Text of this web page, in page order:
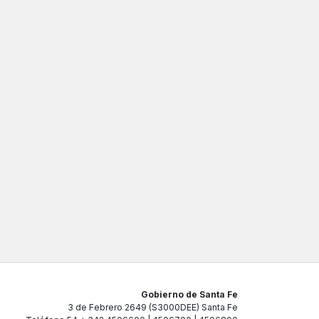
Gobierno de Santa Fe
3 de Febrero 2649 (S3000DEE) Santa Fe